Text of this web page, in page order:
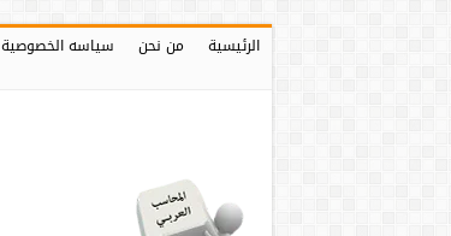
الرئيسية من نحن سياسه الخصوصية